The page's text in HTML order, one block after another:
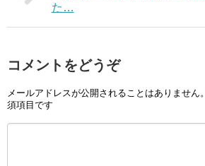
た…
コメントをどうぞ
メールアドレスが公開されることはありません。
須項目です